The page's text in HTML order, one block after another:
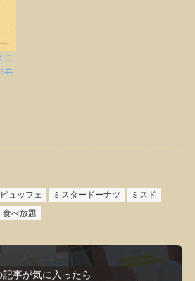
ニ
モ
ュッフェ ミスタードーナツ
ミスド
食べ放題
記事が気に入ったら